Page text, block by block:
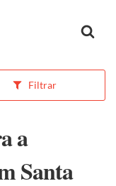
Filtrar
a
Santa